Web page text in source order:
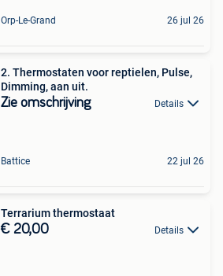
Orp-Le-Grand 26 jul 26
2. Thermostaten voor reptielen, Pulse,
Dimming, aan uit.
Zie omschrijving Details
Battice 22 jul 26
Terrarium thermostaat
€ 20,00 Details